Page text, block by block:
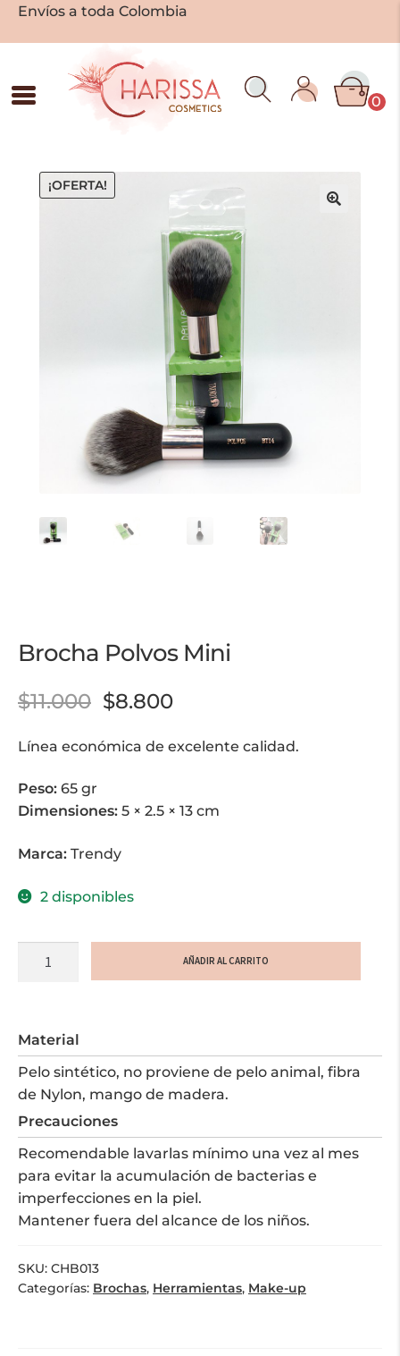
Envíos a toda Colombia
0
¡OFERTA!
Brocha Polvos Mini
$11.000 $8.800
Línea económica de excelente calidad.
Peso: 65 gr
Dimensiones: 5 × 2.5 × 13 cm
Marca: Trendy
2 disponibles
AÑADIR AL CARRITO
Material
Pelo sintético, no proviene de pelo animal, fibra
de Nylon, mango de madera.
Precauciones
Recomendable lavarlas mínimo una vez al mes
para evitar la acumulación de bacterias e
imperfecciones en la piel.
Mantener fuera del alcance de los niños.
SKU: CHB013
Categorías: Brochas, Herramientas, Make-up